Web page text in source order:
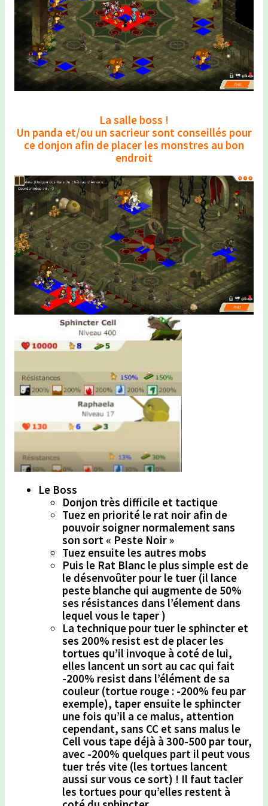
La salle boss !
Un panda et/ou un sacrieur sont conseillés pour
ce donjon afin de placer les monstres au bon
endroit
Le Boss
Donjon très difficile et tactique
Tuez en priorité le rat noir afin de
pouvoir soigner normalement sans
son sort « Peste Noir »
Tuez ensuite les autres mobs
Puis le Rat Blanc le plus simple est de
le désenvoûter pour le tuer (il lance
peste blanche qui augmente de 50%
ses résistances dans l’élement dans
lequel vous le taper )
La technique pour tuer le sphincter et
ses 200% resist est de placer les
tortues qu’il invoque à coté de lui,
elles lancent un sort au cac qui fait
-200% resist dans l’élément de sa
couleur (tortue rouge : -200% feu par
exemple), taper ensuite le sphincter
une fois qu’il a ce malus, attention
cependant, sans CC et sans malus le
Cell vous tape déjà à 300-500 par tour,
avec -200% quelques part il peut vous
tuer trés vite (les tortues lancent
aussi sur vous ce sort) ! Il faut tacler
les tortues pour qu’elles restent à